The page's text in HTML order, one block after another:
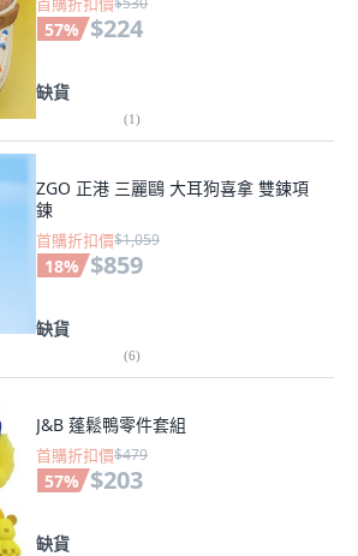
57% $224
缺貨
(1)
ZGO 正港 三麗鷗 大耳狗喜拿 雙鍊項
鍊
首購折扣價$1,059
18% $859
缺貨
(6)
J&B 蓬鬆鴨零件套組
首購折扣價$479
57% $203
缺貨